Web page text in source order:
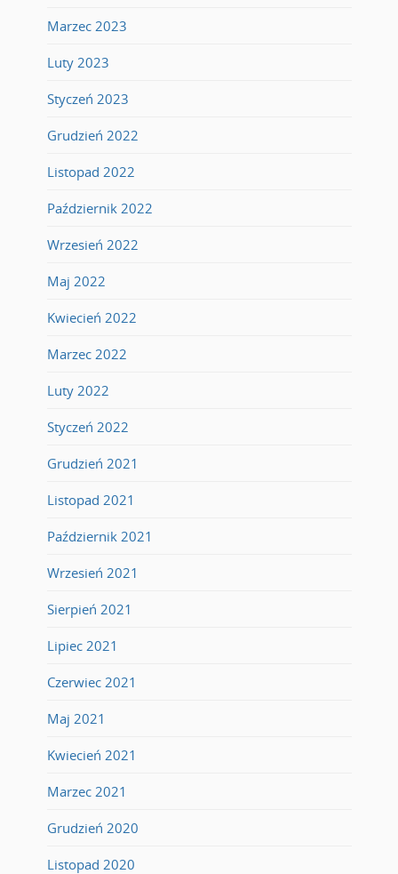
Marzec 2023
Luty 2023
Styczeń 2023
Grudzień 2022
Listopad 2022
Październik 2022
Wrzesień 2022
Maj 2022
Kwiecień 2022
Marzec 2022
Luty 2022
Styczeń 2022
Grudzień 2021
Listopad 2021
Październik 2021
Wrzesień 2021
Sierpień 2021
Lipiec 2021
Czerwiec 2021
Maj 2021
Kwiecień 2021
Marzec 2021
Grudzień 2020
Listopad 2020